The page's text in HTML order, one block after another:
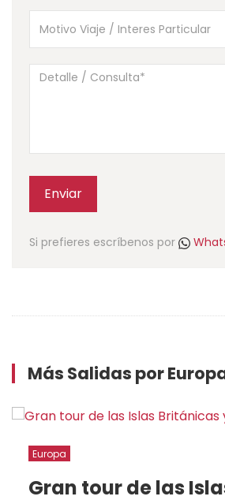
Enviar
Si prefieres escríbenos por
Más Salidas por